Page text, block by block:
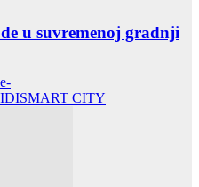
u suvremenoj gradnji
e-
SMART CITY